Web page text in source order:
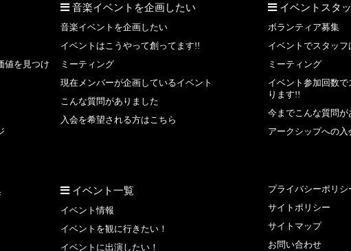
値を見つけ
音楽イベントを企画したい
音楽イベントを企画したい
イベントはこうやって創ってます!!
ミーティング
現在メンバーが企画しているイベント
こんな質問がありました
入会を希望される方はこちら
イベントスタ
ボランティア募集
イベントでスタッフ
ミーティング
イベント参加回数
ります!!
今までこんな質問が
アークシップへの
イベント一覧
イベント情報
イベントを観に行きたい！
イベントに出演したい！
プライバシーポリシ
サイトポリシー
サイトマップ
お問い合わせ